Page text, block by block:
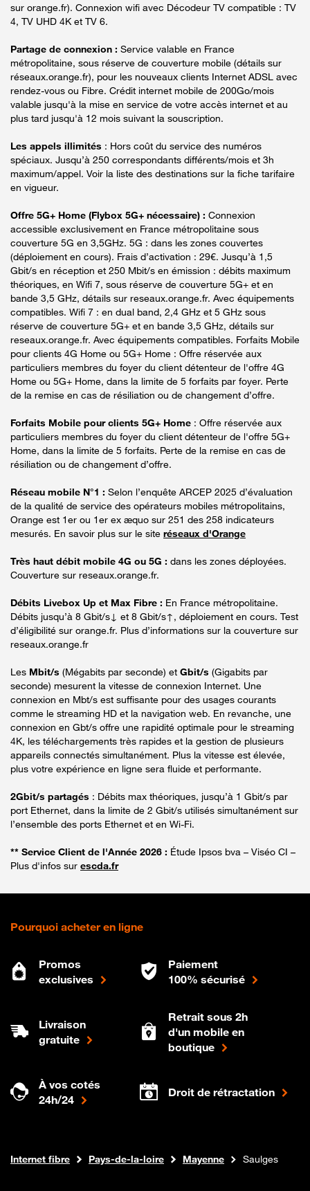
sur orange.fr). Connexion wifi avec Décodeur TV compatible : TV
4, TV UHD 4K et TV 6.
Partage de connexion : Service valable en France
métropolitaine, sous réserve de couverture mobile (détails sur
réseaux.orange.fr), pour les nouveaux clients Internet ADSL avec
rendez-vous ou Fibre. Crédit internet mobile de 200Go/mois
valable jusqu'à la mise en service de votre accès internet et au
plus tard jusqu'à 12 mois suivant la souscription.
Les appels illimités : Hors coût du service des numéros
spéciaux. Jusqu’à 250 correspondants différents/mois et 3h
maximum/appel. Voir la liste des destinations sur la fiche tarifaire
en vigueur.
Offre 5G+ Home (Flybox 5G+ nécessaire) : Connexion
accessible exclusivement en France métropolitaine sous
couverture 5G en 3,5GHz. 5G : dans les zones couvertes
(déploiement en cours). Frais d’activation : 29€. Jusqu’à 1,5
Gbit/s en réception et 250 Mbit/s en émission : débits maximum
théoriques, en Wifi 7, sous réserve de couverture 5G+ et en
bande 3,5 GHz, détails sur reseaux.orange.fr. Avec équipements
compatibles. Wifi 7 : en dual band, 2,4 GHz et 5 GHz sous
réserve de couverture 5G+ et en bande 3,5 GHz, détails sur
reseaux.orange.fr. Avec équipements compatibles. Forfaits Mobile
pour clients 4G Home ou 5G+ Home : Offre réservée aux
particuliers membres du foyer du client détenteur de l'offre 4G
Home ou 5G+ Home, dans la limite de 5 forfaits par foyer. Perte
de la remise en cas de résiliation ou de changement d’offre.
Forfaits Mobile pour clients 5G+ Home : Offre réservée aux
particuliers membres du foyer du client détenteur de l'offre 5G+
Home, dans la limite de 5 forfaits. Perte de la remise en cas de
résiliation ou de changement d’offre.
Réseau mobile N°1 : Selon l’enquête ARCEP 2025 d’évaluation
de la qualité de service des opérateurs mobiles métropolitains,
Orange est 1er ou 1er ex æquo sur 251 des 258 indicateurs
mesurés. En savoir plus sur le site réseaux d'Orange
Très haut débit mobile 4G ou 5G : dans les zones déployées.
Couverture sur reseaux.orange.fr.
Débits Livebox Up et Max Fibre : En France métropolitaine.
Débits jusqu’à 8 Gbit/s↓ et 8 Gbit/s↑, déploiement en cours. Test
d’éligibilité sur orange.fr. Plus d’informations sur la couverture sur
reseaux.orange.fr
Les Mbit/s (Mégabits par seconde) et Gbit/s (Gigabits par
seconde) mesurent la vitesse de connexion Internet. Une
connexion en Mbt/s est suffisante pour des usages courants
comme le streaming HD et la navigation web. En revanche, une
connexion en Gbt/s offre une rapidité optimale pour le streaming
4K, les téléchargements très rapides et la gestion de plusieurs
appareils connectés simultanément. Plus la vitesse est élevée,
plus votre expérience en ligne sera fluide et performante.
2Gbit/s partagés : Débits max théoriques, jusqu’à 1 Gbit/s par
port Ethernet, dans la limite de 2 Gbit/s utilisés simultanément sur
l’ensemble des ports Ethernet et en Wi-Fi.
** Service Client de l'Année 2026 : Étude Ipsos bva – Viséo CI –
Plus d'infos sur escda.fr
Pourquoi acheter en ligne
Promos
exclusives
Paiement
100% sécurisé
Livraison
gratuite
Retrait sous 2h
d'un mobile en
boutique
À vos cotés
24h/24
Droit de rétractation
Boutique Orange
Internet fibre Pays-de-la-loire Mayenne Saulges